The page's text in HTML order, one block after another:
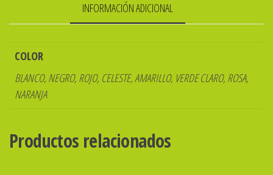
INFORMACIÓN ADICIONAL
COLOR
BLANCO, NEGRO, ROJO, CELESTE, AMARILLO, VERDE CLARO, ROSA,
NARANJA
Productos relacionados